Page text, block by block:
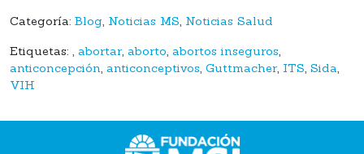
Categoría: Blog, Noticias MS, Noticias Salud
Etiquetas: , abortar, aborto, abortos inseguros,
anticoncepción, anticonceptivos, Guttmacher, ITS, Sida,
VIH